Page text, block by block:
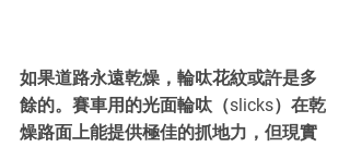
如果道路永遠乾燥，輪呔花紋或許是多
餘的。賽車用的光面輪呔（slicks）在乾
燥路面上能提供極佳的抓地力，但現實